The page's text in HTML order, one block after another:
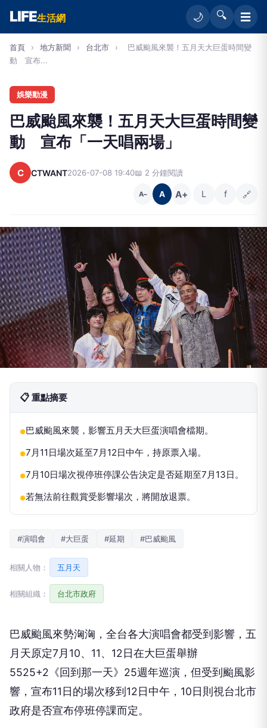
LIFE生活網 🌙 🔍 ☰
首頁 › 地方新聞 › 台北市 ›
巴威颱風來襲！五月天大巨蛋時間變
動 宣布...
娛樂動漫
巴威颱風來襲！五月天大巨蛋時間變
動 宣布「一天唱兩場」
C CTWANT2026-07-08 19:40📖 2 分鐘閱讀
A− A A+ L f 🔗
📋 重點摘要
●巴威颱風來襲，影響五月天大巨蛋演唱會檔期。
●7月11日場次延至7月12日中午，持原票入場。
●7月10日場次視停班停課公告決定是否延期至7月13日。
●若無法前往觀賞受影響場次，將開放退票。
#演唱會 #大巨蛋 #延期 #巴威颱風
相關人物： 五月天
相關組織： 台北市政府
巴威颱風來勢洶洶，全台各大演唱會都受到影響，五
月天原定7月10、11、12日在大巨蛋舉辦
5525+2《回到那一天》25週年巡演，但受到颱風影
響，宣布11日的場次移到12日中午，10日則視台北市
政府是否宣布停班停課而定。